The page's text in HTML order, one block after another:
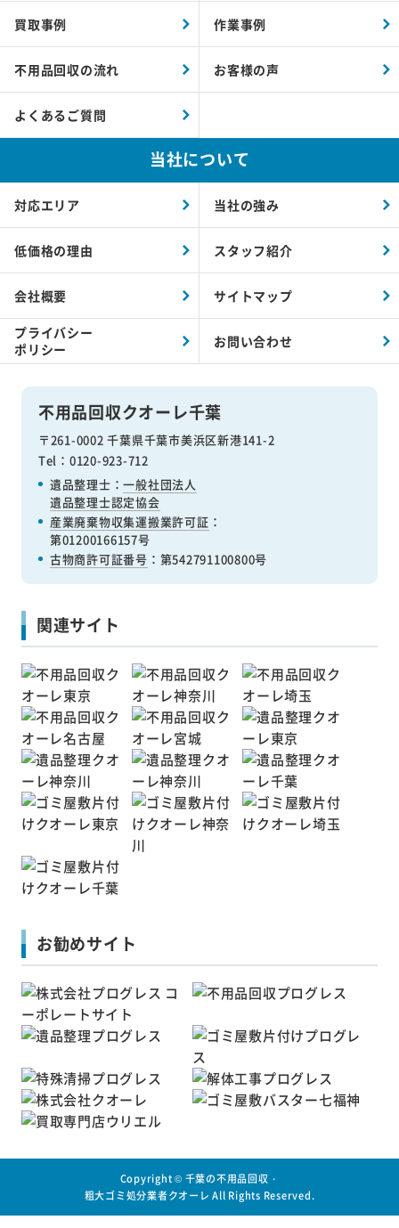
不用品回収クオーレ千葉
〒261-0002 千葉県千葉市美浜区新港141-2
Tel：0120-923-712
遺品整理士：一般社団法人
遺品整理士認定協会
産業廃棄物収集運搬業許可証 ：
第01200166157号
古物商許可証番号 ：第542791100800号
買取事例 作業事例
不用品回収の流れ お客様の声
よくあるご質問
当社について
対応エリア 当社の強み
低価格の理由 スタッフ紹介
会社概要 サイトマップ
プライバシー
ポリシー
お問い合わせ
関連サイト
お勧めサイト
Copyright © 千葉の不用品回収・
粗大ゴミ処分業者クオーレ All Rights Reserved.